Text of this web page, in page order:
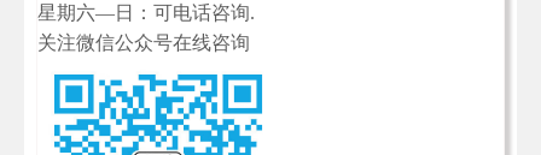
星期六—日：可电话咨询.
关注微信公众号在线咨询